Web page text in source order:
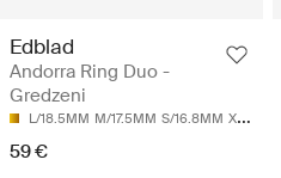
Edblad
Andorra Ring Duo -
Gredzeni
L/18.5MM M/17.5MM S/16.8MM XL/19.5MM
59 €